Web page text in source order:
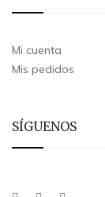
Mi cuenta
Mis pedidos
SÍGUENOS